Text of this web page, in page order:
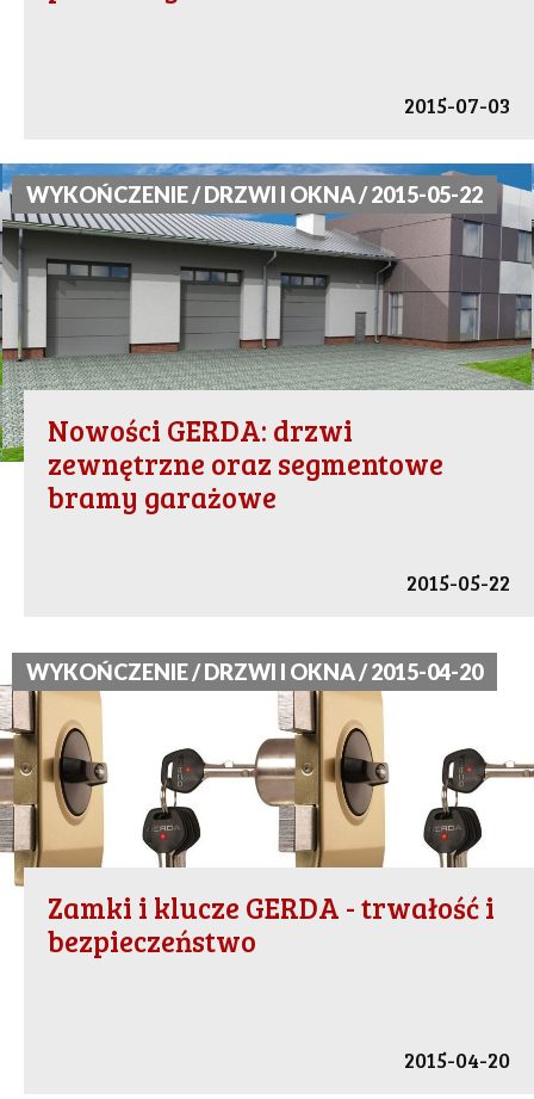
2015-07-03
WYKOŃCZENIE / DRZWI I OKNA / 2015-05-22
Nowości GERDA: drzwi
zewnętrzne oraz segmentowe
bramy garażowe
2015-05-22
WYKOŃCZENIE / DRZWI I OKNA / 2015-04-20
Zamki i klucze GERDA - trwałość i
bezpieczeństwo
2015-04-20